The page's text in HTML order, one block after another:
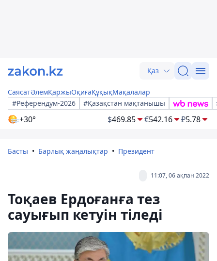
Қаз
СаясатӘлемҚаржыОқиғаҚұқықМақалалар
#Референдум-2026
#Қазақстан мақтанышы
+30° $469.85 €542.16 ₽5.78
Басты Барлық жаңалықтар Президент
11:07, 06 ақпан 2022
Тоқаев Ердоғанға тез
сауығып кетуін тіледі